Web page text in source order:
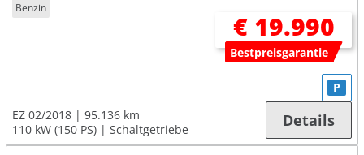
Benzin
€ 19.990
Bestpreisgarantie
EZ 02/2018
95.136 km
110 kW (150 PS)
Schaltgetriebe
P
Details